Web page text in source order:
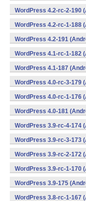
WordPress 4.2-rc-2-190
WordPress 4.2-rc-1-188
WordPress 4.2-191
WordPress 4.1-rc-1-182
WordPress 4.1-187
WordPress 4.0-rc-3-179
WordPress 4.0-rc-1-176
WordPress 4.0-181
WordPress 3.9-rc-4-174
WordPress 3.9-rc-3-173
WordPress 3.9-rc-2-172
WordPress 3.9-rc-1-170
WordPress 3.9-175
WordPress 3.8-rc-1-167